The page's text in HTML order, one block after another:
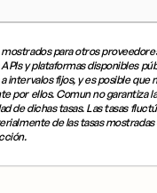
para otros
y plataformas disponibles
intervalos fijos, y es posible que
por ellos. Comun no garantiza
de dichas tasas. Las tasas
de las tasas